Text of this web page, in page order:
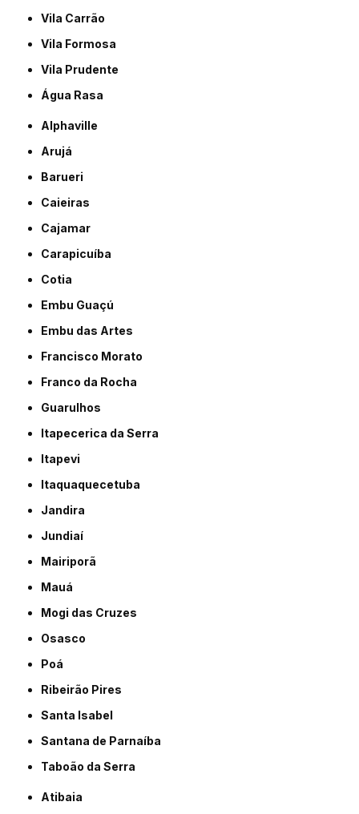
Vila Carrão
Vila Formosa
Vila Prudente
Água Rasa
Alphaville
Arujá
Barueri
Caieiras
Cajamar
Carapicuíba
Cotia
Embu Guaçú
Embu das Artes
Francisco Morato
Franco da Rocha
Guarulhos
Itapecerica da Serra
Itapevi
Itaquaquecetuba
Jandira
Jundiaí
Mairiporã
Mauá
Mogi das Cruzes
Osasco
Poá
Ribeirão Pires
Santa Isabel
Santana de Parnaíba
Taboão da Serra
Atibaia